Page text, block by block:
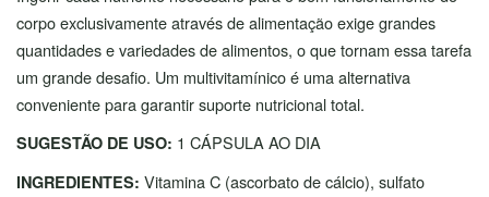
corpo exclusivamente através de alimentação exige grandes
quantidades e variedades de alimentos, o que tornam essa tarefa
um grande desafio. Um multivitamínico é uma alternativa
conveniente para garantir suporte nutricional total.
SUGESTÃO DE USO: 1 CÁPSULA AO DIA
INGREDIENTES: Vitamina C (ascorbato de cálcio), sulfato